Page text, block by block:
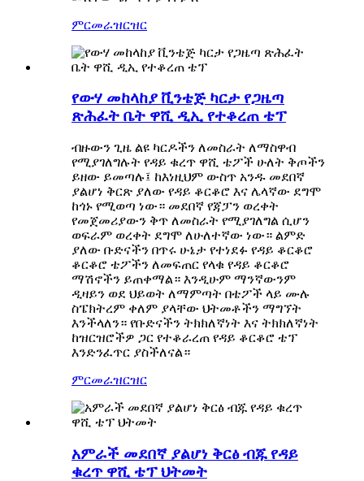
ምርመራዝርዝር
የውሃ መከላከያ ቪንቴጅ ካርታ የጋዜጣ
ጽሕፈት ቤት ዋሺ ዲኢ የተቆረጠ ቴፕ
ብዙውን ጊዜ ልዩ ካርዶችን ለመስራት ለማስዋብ
የሚያገለግሉት የዳይ ቁረጥ ዋሺ ቴፖች ሁለት ቅጦችን
ይዘው ይመጣሉ፤ ከእነዚህም ውስጥ አንዱ መደበኛ
ያልሆነ ቅርጽ ያለው የዳይ ቆርቆሮ እና ሌላኛው ደግሞ
ከጎኑ የሚወጣ ነው። መደበኛ የጃፓን ወረቀት
የመጀመሪያውን ቅጥ ለመስራት የሚያገለግል ሲሆን
ወፍራም ወረቀት ደግሞ ለሁለተኛው ነው። ልምድ
ያለው ቡድናችን በጥሩ ሁኔታ የተነደፉ የዳይ ቆርቆሮ
ቆርቆሮ ቴፖችን ለመፍጠር የላቁ የዳይ ቆርቆሮ
ማሽኖችን ይጠቀማል። እንዲሁም ማንኛውንም
ዲዛይን ወደ ህይወት ለማምጣት በቴፖች ላይ ሙሉ
ስፔክትረም ቀለም ያላቸው ህትመቶችን ማግኘት
እንችላለን። የቡድናችን ትክክለኛነት እና ትክክለኛነት
ከዝርዝሮችዎ ጋር የተቆራረጠ የዳይ ቆርቆሮ ቴፕ
እንድንፈጥር ያስችለናል።
ምርመራዝርዝር
አምራች መደበኛ ያልሆነ ቅርፅ ብጁ የዳይ
ቁረጥ ዋሺ ቴፕ ህትመት